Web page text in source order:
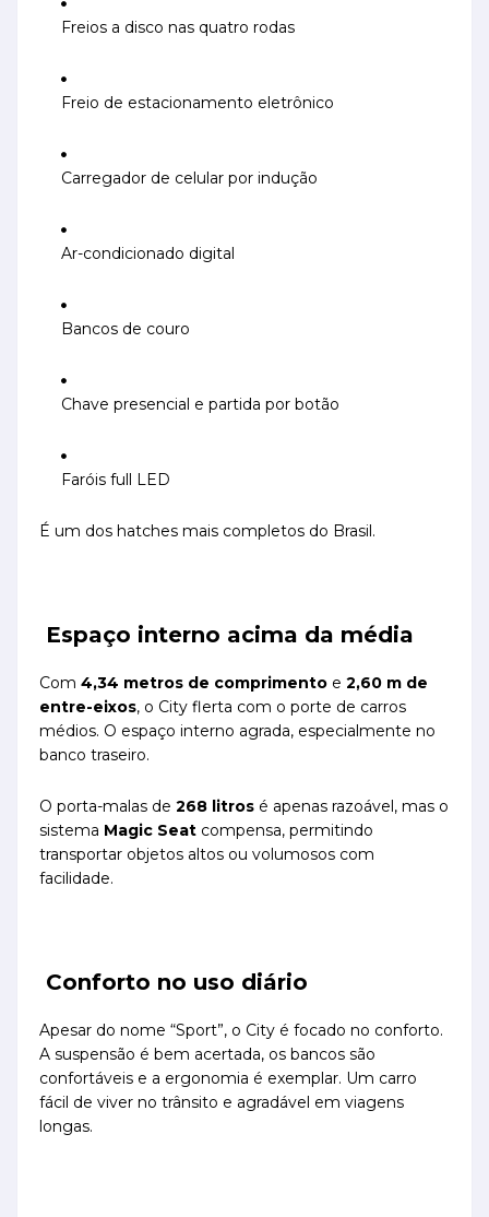
Freios a disco nas quatro rodas
Freio de estacionamento eletrônico
Carregador de celular por indução
Ar-condicionado digital
Bancos de couro
Chave presencial e partida por botão
Faróis full LED
É um dos hatches mais completos do Brasil.
Espaço interno acima da média
Com 4,34 metros de comprimento e 2,60 m de
entre-eixos, o City flerta com o porte de carros
médios. O espaço interno agrada, especialmente no
banco traseiro.
O porta-malas de 268 litros é apenas razoável, mas o
sistema Magic Seat compensa, permitindo
transportar objetos altos ou volumosos com
facilidade.
Conforto no uso diário
Apesar do nome “Sport”, o City é focado no conforto.
A suspensão é bem acertada, os bancos são
confortáveis e a ergonomia é exemplar. Um carro
fácil de viver no trânsito e agradável em viagens
longas.